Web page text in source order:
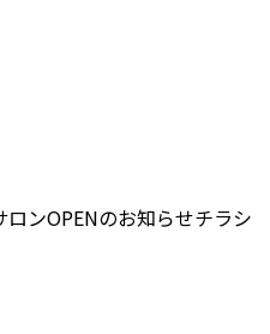
ンOPENのお知らせチラシ